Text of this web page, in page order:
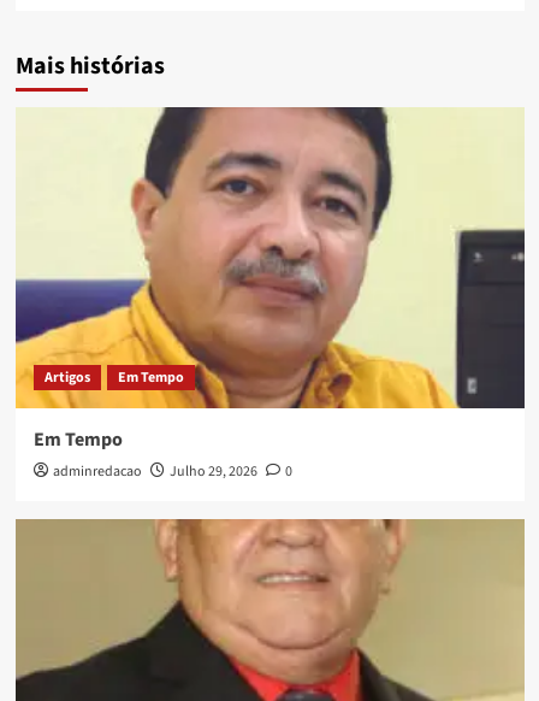
Mais histórias
Artigos Em Tempo
Em Tempo
adminredacao Julho 29, 2026 0